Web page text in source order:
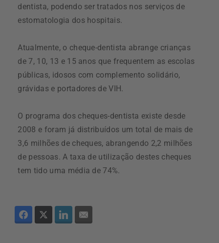
dentista, podendo ser tratados nos serviços de
estomatologia dos hospitais.
Atualmente, o cheque-dentista abrange crianças
de 7, 10, 13 e 15 anos que frequentem as escolas
públicas, idosos com complemento solidário,
grávidas e portadores de VIH.
O programa dos cheques-dentista existe desde
2008 e foram já distribuídos um total de mais de
3,6 milhões de cheques, abrangendo 2,2 milhões
de pessoas. A taxa de utilização destes cheques
tem tido uma média de 74%.